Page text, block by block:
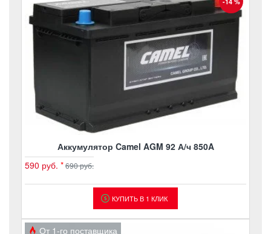
Аккумулятор Camel AGM 92 А/ч 850A
590 руб. *690 руб.
КУПИТЬ В 1 КЛИК
От 1-го поставщика